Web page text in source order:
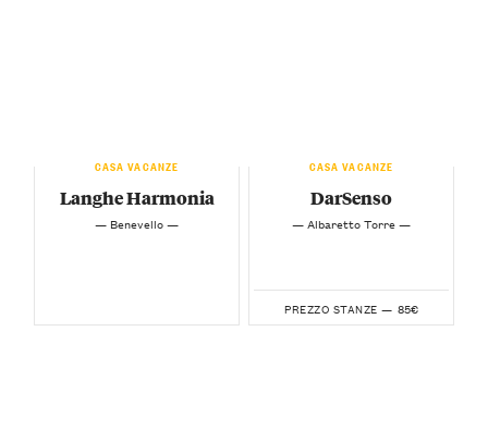
CASA VACANZE
Langhe Harmonia
— Benevello —
CASA VACANZE
DarSenso
— Albaretto Torre —
PREZZO STANZE — 85€